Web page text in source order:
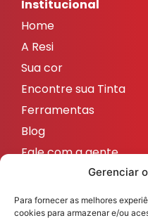
Gerenciar
Para fornecer as melhores
cookies para armazenar e/ou
Institucional
Home
A Resi
Sua cor
Encontre sua Tinta
Ferramentas
Blog
Fale com a gente
Redes sociais
ResicolorTintas